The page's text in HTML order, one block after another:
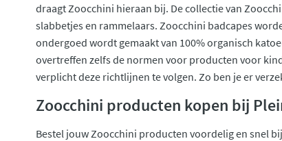
draagt Zoocchini hieraan bij. De collectie van
slabbetjes en rammelaars. Zoocchini badcapes
ondergoed wordt gemaakt van 100% organisch
overtreffen zelfs de normen voor producten voor
verplicht deze richtlijnen te volgen. Zo ben je er
Zoocchini producten kopen bij
Bestel jouw Zoocchini producten voordelig en snel